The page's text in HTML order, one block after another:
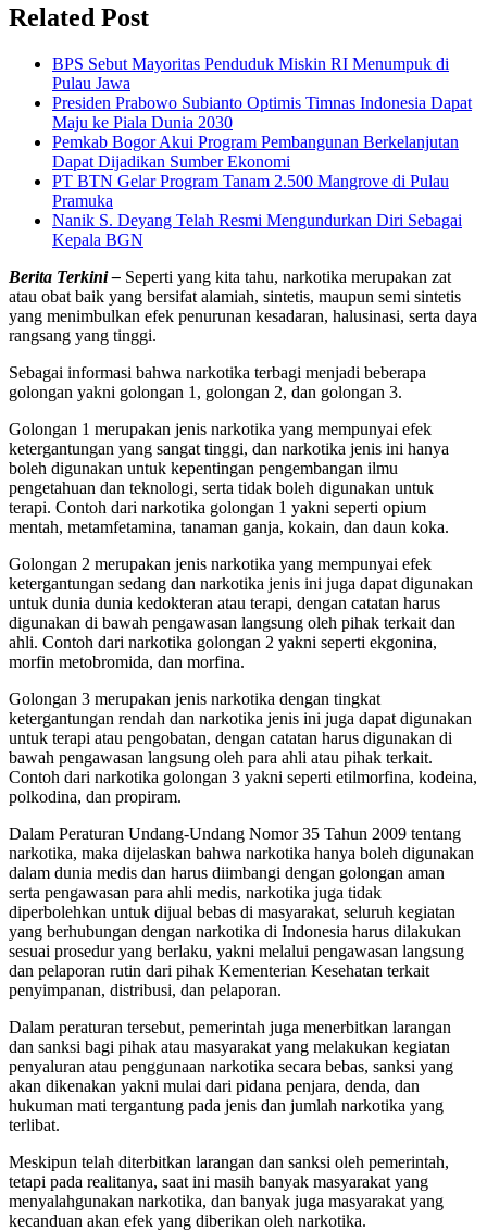
Related Post
BPS Sebut Mayoritas Penduduk Miskin RI Menumpuk di
Pulau Jawa
Presiden Prabowo Subianto Optimis Timnas Indonesia Dapat
Maju ke Piala Dunia 2030
Pemkab Bogor Akui Program Pembangunan Berkelanjutan
Dapat Dijadikan Sumber Ekonomi
PT BTN Gelar Program Tanam 2.500 Mangrove di Pulau
Pramuka
Nanik S. Deyang Telah Resmi Mengundurkan Diri Sebagai
Kepala BGN
Berita Terkini – Seperti yang kita tahu, narkotika merupakan zat
atau obat baik yang bersifat alamiah, sintetis, maupun semi sintetis
yang menimbulkan efek penurunan kesadaran, halusinasi, serta daya
rangsang yang tinggi.
Sebagai informasi bahwa narkotika terbagi menjadi beberapa
golongan yakni golongan 1, golongan 2, dan golongan 3.
Golongan 1 merupakan jenis narkotika yang mempunyai efek
ketergantungan yang sangat tinggi, dan narkotika jenis ini hanya
boleh digunakan untuk kepentingan pengembangan ilmu
pengetahuan dan teknologi, serta tidak boleh digunakan untuk
terapi. Contoh dari narkotika golongan 1 yakni seperti opium
mentah, metamfetamina, tanaman ganja, kokain, dan daun koka.
Golongan 2 merupakan jenis narkotika yang mempunyai efek
ketergantungan sedang dan narkotika jenis ini juga dapat digunakan
untuk dunia dunia kedokteran atau terapi, dengan catatan harus
digunakan di bawah pengawasan langsung oleh pihak terkait dan
ahli. Contoh dari narkotika golongan 2 yakni seperti ekgonina,
morfin metobromida, dan morfina.
Golongan 3 merupakan jenis narkotika dengan tingkat
ketergantungan rendah dan narkotika jenis ini juga dapat digunakan
untuk terapi atau pengobatan, dengan catatan harus digunakan di
bawah pengawasan langsung oleh para ahli atau pihak terkait.
Contoh dari narkotika golongan 3 yakni seperti etilmorfina, kodeina,
polkodina, dan propiram.
Dalam Peraturan Undang-Undang Nomor 35 Tahun 2009 tentang
narkotika, maka dijelaskan bahwa narkotika hanya boleh digunakan
dalam dunia medis dan harus diimbangi dengan golongan aman
serta pengawasan para ahli medis, narkotika juga tidak
diperbolehkan untuk dijual bebas di masyarakat, seluruh kegiatan
yang berhubungan dengan narkotika di Indonesia harus dilakukan
sesuai prosedur yang berlaku, yakni melalui pengawasan langsung
dan pelaporan rutin dari pihak Kementerian Kesehatan terkait
penyimpanan, distribusi, dan pelaporan.
Dalam peraturan tersebut, pemerintah juga menerbitkan larangan
dan sanksi bagi pihak atau masyarakat yang melakukan kegiatan
penyaluran atau penggunaan narkotika secara bebas, sanksi yang
akan dikenakan yakni mulai dari pidana penjara, denda, dan
hukuman mati tergantung pada jenis dan jumlah narkotika yang
terlibat.
Meskipun telah diterbitkan larangan dan sanksi oleh pemerintah,
tetapi pada realitanya, saat ini masih banyak masyarakat yang
menyalahgunakan narkotika, dan banyak juga masyarakat yang
kecanduan akan efek yang diberikan oleh narkotika.